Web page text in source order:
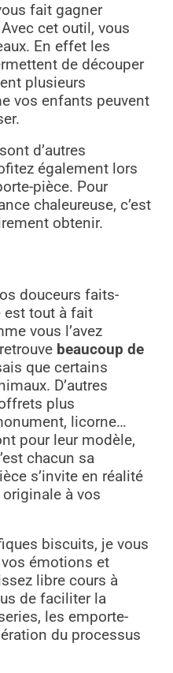
fait gagner
cet outil, vous
En effet les
de découper
plusieurs
vos enfants peuvent
d’autres
également lors
pièce. Pour
chaleureuse, c’est
obtenir.
douceurs faits-
est tout à fait
vous l’avez
beaucoup de
que certains
D’autres
plus
licorne…
pour leur modèle,
chacun sa
s’invite en réalité
à vos
biscuits, je vous
émotions et
libre cours à
de faciliter la
les emporte-
du processus